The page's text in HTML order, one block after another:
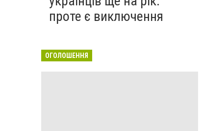
проте є виключення
ОГОЛОШЕННЯ